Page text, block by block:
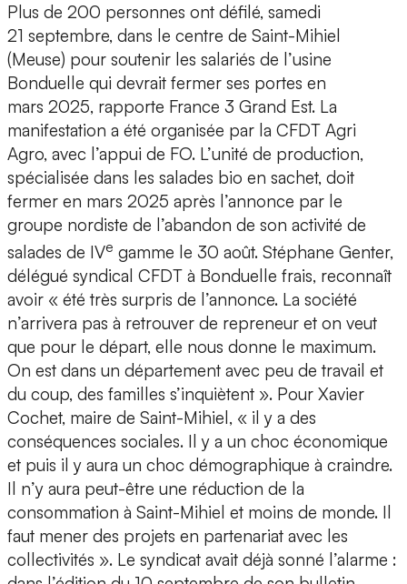
Plus de 200 personnes ont défilé, samedi
21 septembre, dans le centre de Saint-Mihiel
(Meuse) pour soutenir les salariés de l’usine
Bonduelle qui devrait fermer ses portes en
mars 2025, rapporte France 3 Grand Est. La
manifestation a été organisée par la CFDT Agri
Agro, avec l’appui de FO. L’unité de production,
spécialisée dans les salades bio en sachet, doit
fermer en mars 2025 après l’annonce par le
groupe nordiste de l’abandon de son activité de
salades de IVe gamme le 30 août. Stéphane Genter,
délégué syndical CFDT à Bonduelle frais, reconnaît
avoir « été très surpris de l’annonce. La société
n’arrivera pas à retrouver de repreneur et on veut
que pour le départ, elle nous donne le maximum.
On est dans un département avec peu de travail et
du coup, des familles s’inquiètent ». Pour Xavier
Cochet, maire de Saint-Mihiel, « il y a des
conséquences sociales. Il y a un choc économique
et puis il y aura un choc démographique à craindre.
Il n’y aura peut-être une réduction de la
consommation à Saint-Mihiel et moins de monde. Il
faut mener des projets en partenariat avec les
collectivités ». Le syndicat avait déjà sonné l’alarme :